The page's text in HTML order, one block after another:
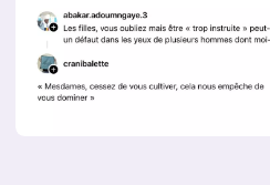
PASSWORD*
Quelques
tweets